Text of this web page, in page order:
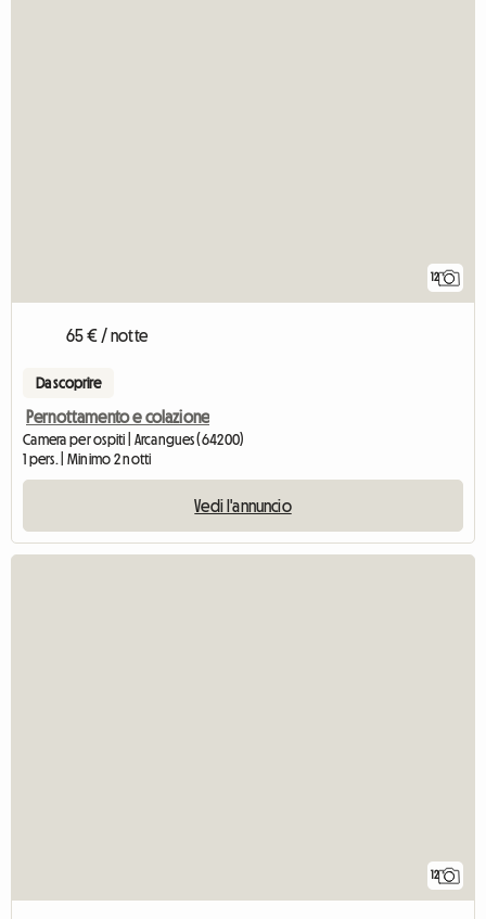
12
65 € / notte
Da scoprire
Pernottamento e colazione
Camera per ospiti | Arcangues (64200)
1 pers. | Minimo 2 notti
Vedi l'annuncio
12